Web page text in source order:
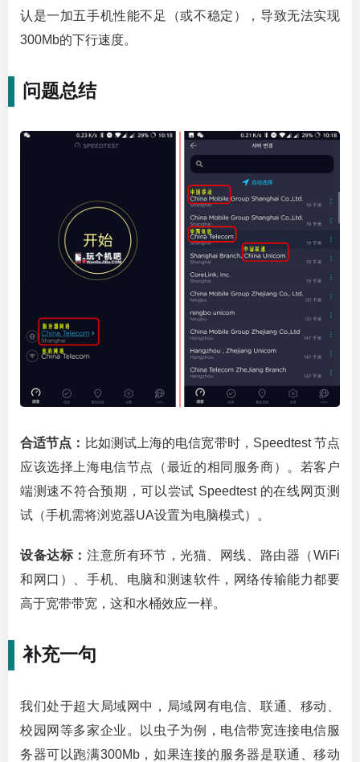
认是一加五手机性能不足（或不稳定），导致无法实现
300Mb的下行速度。
问题总结
合适节点： 比如测试上海的电信宽带时，Speedtest 节点
应该选择上海电信节点（最近的相同服务商）。若客户
端测速不符合预期，可以尝试 Speedtest 的在线网页测
试（手机需将浏览器UA设置为电脑模式）。
设备达标： 注意所有环节，光猫、网线、路由器（WiFi
和网口）、手机、电脑和测速软件，网络传输能力都要
高于宽带带宽，这和水桶效应一样。
补充一句
我们处于超大局域网中，局域网有电信、联通、移动、
校园网等多家企业。以虫子为例，电信带宽连接电信服
务器可以跑满300Mb，如果连接的服务器是联通、移动